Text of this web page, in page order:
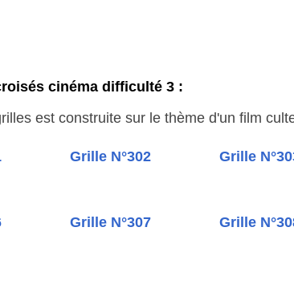
cinéma difficulté 3 :
est construite sur le thème d'un film
Grille N°302 Grille
Grille N°307 Grille